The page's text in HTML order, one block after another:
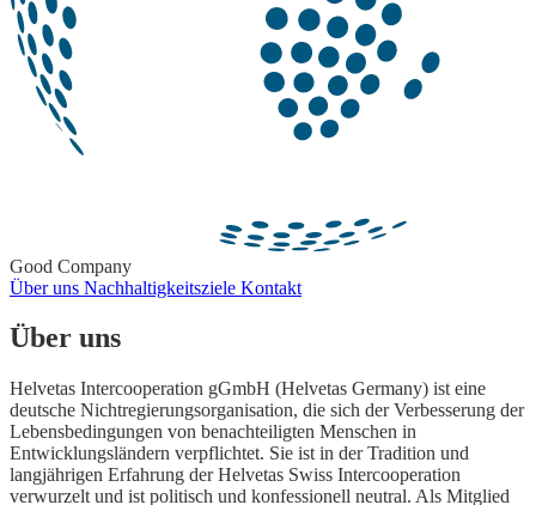
Good Company
Über uns Nachhaltigkeitsziele Kontakt
Über uns
Helvetas Intercooperation gGmbH (Helvetas Germany) ist eine
deutsche Nichtregierungsorganisation, die sich der Verbesserung der
Lebensbedingungen von benachteiligten Menschen in
Entwicklungsländern verpflichtet. Sie ist in der Tradition und
langjährigen Erfahrung der Helvetas Swiss Intercooperation
verwurzelt und ist politisch und konfessionell neutral. Als Mitglied